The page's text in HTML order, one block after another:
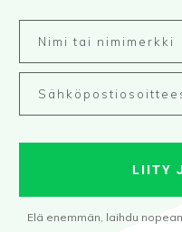
LIITY
Elä enemmän, laihdu